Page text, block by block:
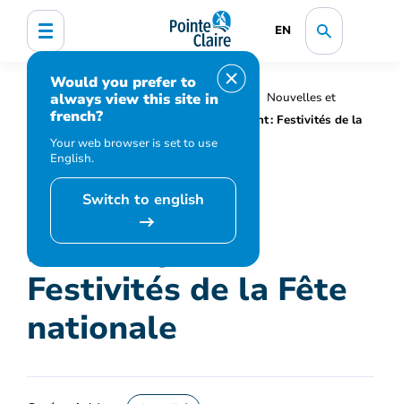
EN
Would you prefer to
always view this site in
french?
Your web browser is set to use
English.
Switch to english
Accueil Organisation municipale
Nouvelles et
médias
Actualités
Mise au point : Festivités de la
Fête nationale
Mise au point :
Festivités de la Fête
nationale